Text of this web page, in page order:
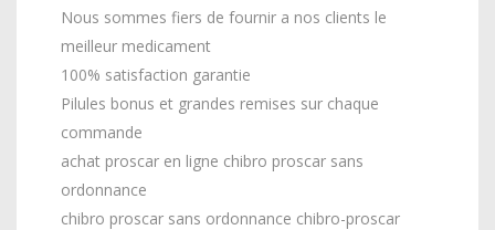
Nous sommes fiers de fournir a nos clients le
meilleur medicament
100% satisfaction garantie
Pilules bonus et grandes remises sur chaque
commande
achat proscar en ligne chibro proscar sans
ordonnance
chibro proscar sans ordonnance chibro-proscar